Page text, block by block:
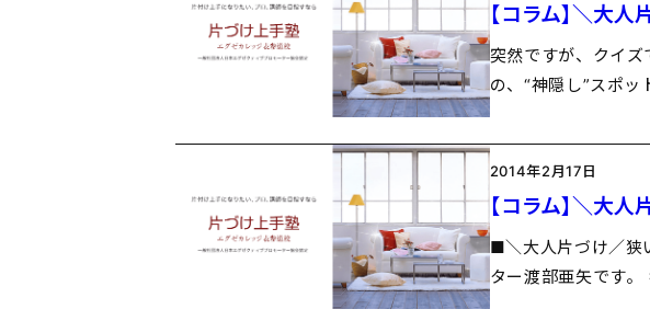
【コラム】＼大
突然ですが、クイズ
の、“神隠し”スポ
2014年2月17日
【コラム】＼大
■＼大人片づけ／狭
ター渡部亜矢です